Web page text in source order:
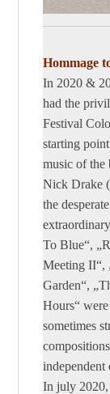
Hommage
In 2020 &
had the
Festival
starting
music of the
Nick Drake
the
To Blue“,
Meeting II“,
Garden“,
Hours“
sometimes
independent
In july 2020,